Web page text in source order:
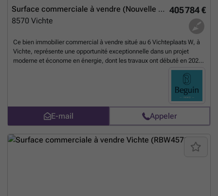
405 784 €
Surface commerciale à vendre (Nouvelle construction)
8570 Vichte
Ce bien immobilier commercial à vendre situé au 6 Vichteplaats W, à
Vichte, représente une opportunité exceptionnelle dans un projet
moderne et économe en énergie, dont les travaux ont débuté en 2024.
Ce bâtiment neuf, proposé au prix de 405 785 €, bénéficie d’une
chauffage au gaz installé. Le bien comprend un sanitaire avec un
toilette et s’inscrit dans un cadre sans risque d’inondation, ce qui
garantit une sécurité optimale pour l’exploitation commerciale. La
vente est soumise à la TVA, à hauteur de 6 %, offrant ainsi un
avantage fiscal potentiel à l’acquéreur. Ce projet se distingue par sa
localisation stratégique, directement sur la Vichteplaats, en plein
cœur d’un environnement dynamique comprenant une marché
hebdomadaire et une proximité immédiate avec tous les commerces
E-mail Appeler